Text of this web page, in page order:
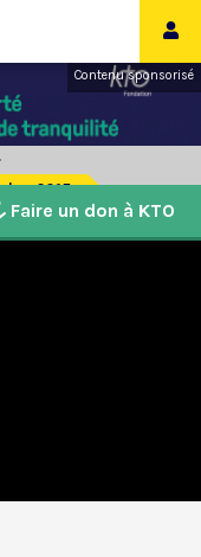
Contenu sponsorisé
2015
Faire un don à KTO